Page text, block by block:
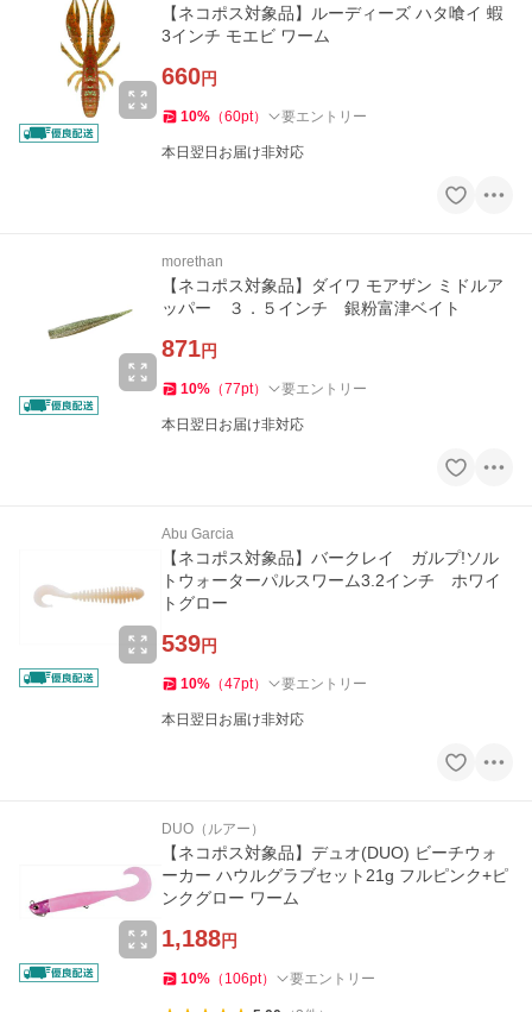
【ネコポス対象品】ルーディーズ ハタ喰イ 蝦
3インチ モエビ ワーム
660円
10% （60pt） 要エントリー
本日翌日お届け非対応
morethan
【ネコポス対象品】ダイワ モアザン ミドルア
ッパー ３．５インチ 銀粉富津ベイト
871円
10% （77pt） 要エントリー
本日翌日お届け非対応
Abu Garcia
【ネコポス対象品】バークレイ ガルプ!ソル
トウォーターパルスワーム3.2インチ ホワイ
トグロー
539円
10% （47pt） 要エントリー
本日翌日お届け非対応
DUO（ルアー）
【ネコポス対象品】デュオ(DUO) ビーチウォ
ーカー ハウルグラブセット21g フルピンク+ピ
ンクグロー ワーム
1,188円
10% （ 106pt） 要エントリー